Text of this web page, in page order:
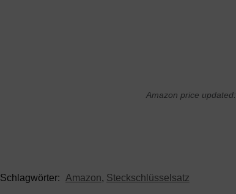
Amazon price updated:
Schlagwörter: Amazon, Steckschlüsselsatz